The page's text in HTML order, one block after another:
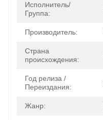
Исполнитель/
Группа:
Производитель:
Страна
происхождения:
Год релиза /
Переиздания:
Жанр: